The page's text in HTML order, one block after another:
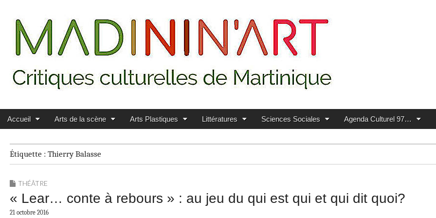
MADININ'ART
Main menu
Skip to content
Accueil Arts de la scène Arts Plastiques Littératures Sciences Sociales Agenda Culturel 97…
Étiquette : Thierry Balasse
THÉÂTRE
« Lear… conte à rebours » : au jeu du qui est qui et qui dit quoi?
21 octobre 2016